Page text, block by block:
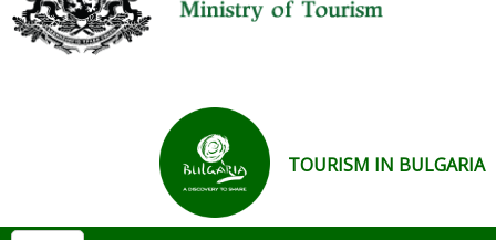
TOURISM IN BULGARIA